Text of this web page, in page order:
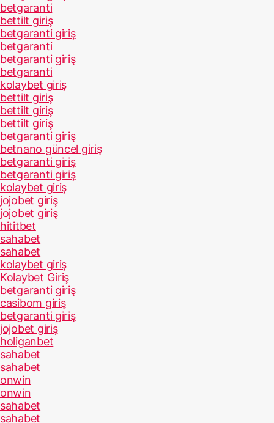
betgaranti
bettilt giriş
betgaranti giriş
betgaranti
betgaranti giriş
betgaranti
kolaybet giriş
bettilt giriş
bettilt giriş
bettilt giriş
betgaranti giriş
betnano güncel giriş
betgaranti giriş
betgaranti giriş
kolaybet giriş
jojobet giriş
jojobet giriş
hititbet
sahabet
sahabet
kolaybet giriş
Kolaybet Giriş
betgaranti giriş
casibom giriş
betgaranti giriş
jojobet giriş
holiganbet
sahabet
sahabet
onwin
onwin
sahabet
sahabet